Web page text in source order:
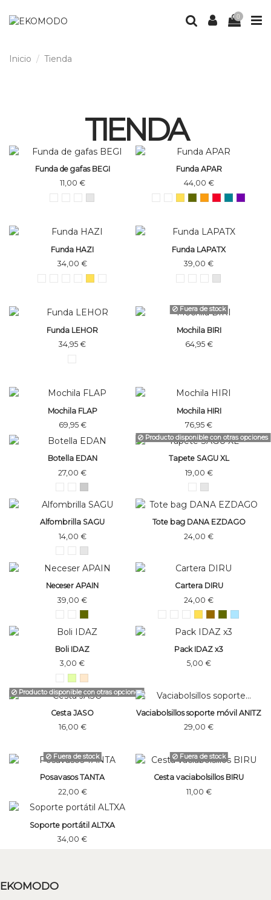
0
Inicio Tienda
TIENDA
Funda de gafas BEGI
11,00 €
Funda APAR
44,00 €
Funda HAZI
34,00 €
Funda LAPATX
39,00 €
Funda LEHOR
34,95 €
Fuera de stock
Mochila BIRI
64,95 €
Mochila FLAP
69,95 €
Mochila HIRI
76,95 €
Botella EDAN
27,00 €
Producto disponible con otras opciones
Tapete SAGU XL
19,00 €
Alfombrilla SAGU
14,00 €
Tote bag DANA EZDAGO
24,00 €
Neceser APAIN
39,00 €
Cartera DIRU
24,00 €
Boli IDAZ
3,00 €
Pack IDAZ x3
5,00 €
Producto disponible con otras opciones
Cesta JASO
16,00 €
Vaciabolsillos soporte móvil ANITZ
29,00 €
Fuera de stock
Posavasos TANTA
22,00 €
Fuera de stock
Cesta vaciabolsillos BIRU
11,00 €
Soporte portátil ALTXA
34,00 €
EKOMODO